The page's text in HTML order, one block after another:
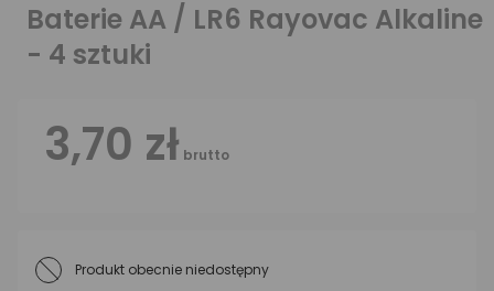
Baterie AA / LR6 Rayovac Alkaline
- 4 sztuki
3,70 zł brutto
Produkt obecnie niedostępny